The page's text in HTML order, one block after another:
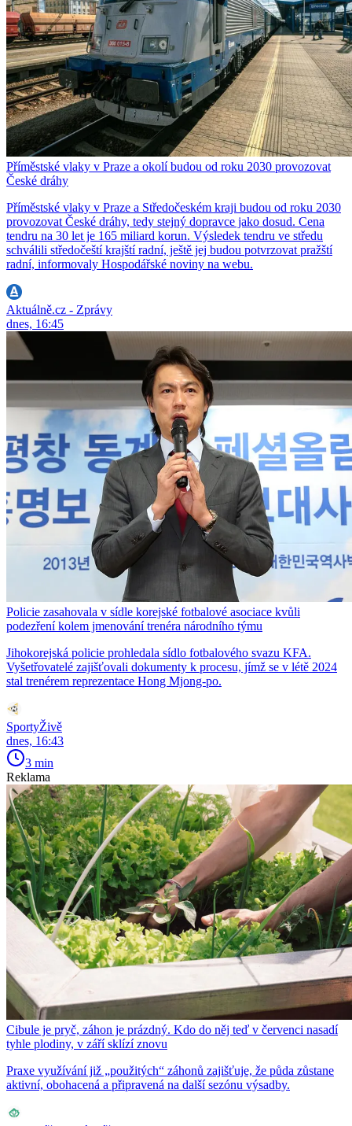
Příměstské vlaky v Praze a okolí budou od roku 2030 provozovat
České dráhy
Příměstské vlaky v Praze a Středočeském kraji budou od roku 2030
provozovat České dráhy, tedy stejný dopravce jako dosud. Cena
tendru na 30 let je 165 miliard korun. Výsledek tendru ve středu
schválili středočeští krajští radní, ještě jej budou potvrzovat pražští
radní, informovaly Hospodářské noviny na webu.
Aktuálně.cz - Zprávy
dnes, 16:45
Policie zasahovala v sídle korejské fotbalové asociace kvůli
podezření kolem jmenování trenéra národního týmu
Jihokorejská policie prohledala sídlo fotbalového svazu KFA.
Vyšetřovatelé zajišťovali dokumenty k procesu, jímž se v létě 2024
stal trenérem reprezentace Hong Mjong-po.
SportyŽivě
dnes, 16:43
3 min
Reklama
Cibule je pryč, záhon je prázdný. Kdo do něj teď v červenci nasadí
tyhle plodiny, v září sklízí znovu
Praxe využívání již „použitých“ záhonů zajišťuje, že půda zůstane
aktivní, obohacená a připravená na další sezónu výsadby.